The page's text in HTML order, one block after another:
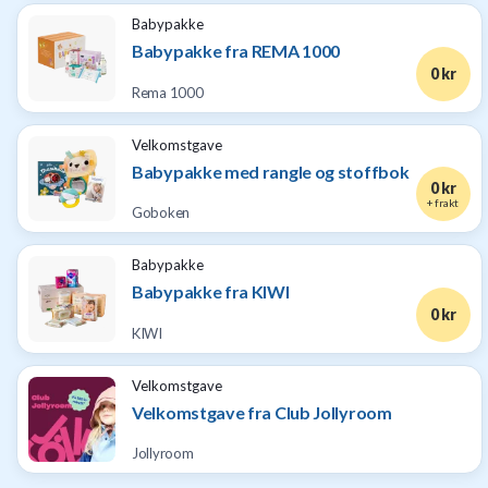
Babypakke
Babypakke fra REMA 1000
Rema 1000
0 kr
Velkomstgave
Babypakke med rangle og stoffbok
Goboken
0 kr
+ frakt
Babypakke
Babypakke fra KIWI
KIWI
0 kr
Velkomstgave
Velkomstgave fra Club Jollyroom
Jollyroom